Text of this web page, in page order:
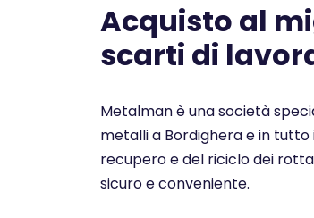
Acquisto al
scarti di
Metalman è una società
metalli a Bordighera e in
recupero e del riciclo dei
sicuro e conveniente.